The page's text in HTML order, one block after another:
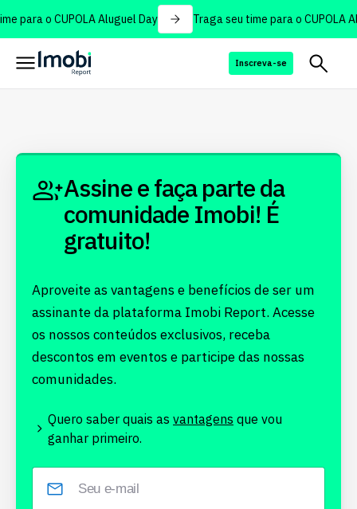
para o CUPOLA Aluguel Day Traga seu time para o CUPOLA
Inscreva-se
Assine e faça parte da
comunidade Imobi! É
gratuito!
Aproveite as vantagens e benefícios de ser um
assinante da plataforma Imobi Report. Acesse
os nossos conteúdos exclusivos, receba
descontos em eventos e participe das nossas
comunidades.
Quero saber quais as vantagens que vou
ganhar primeiro.